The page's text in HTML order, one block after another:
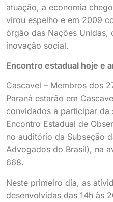
atuação, a economia
virou espelho e em 2009
órgão das Nações Unidas,
inovação social.
Encontro estadual hoje e
Cascavel – Membros dos
Paraná estarão em
convidados a participar da
Encontro Estadual de
no auditório da Subseção
Advogados do Brasil), na
668.
Neste primeiro dia, as
desenvolvidas das 14h às